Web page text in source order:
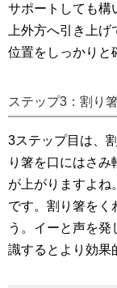
サポートしても構
上外方へ引き上
位置をしっかりと
ステップ3：割り
3ステップ目は、
り箸を口にはさ
が上がりますよね
です。割り箸をく
う。イーと声を
識するとより効果